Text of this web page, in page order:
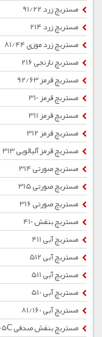
مستربچ زرد 91/22
مستربچ زرد 214
مستربچ زرد موزی 81/44
مستربچ نارنجی 216
مستربچ قرمز 92/63
مستربچ قرمز 310
مستربچ قرمز 311
مستربچ قرمز 312
مستربچ قرمز آلبالویی 313
مستربچ صورتی 314
مستربچ صورتی 315
مستربچ صورتی 316
مستربچ بنفش 410
مستربچ آبی 411
مستربچ آبی 512
مستربچ آبی 511
مستربچ آبی 510
مستربچ آبی 81/160
مستربچ بنفش صدفی 90/205C